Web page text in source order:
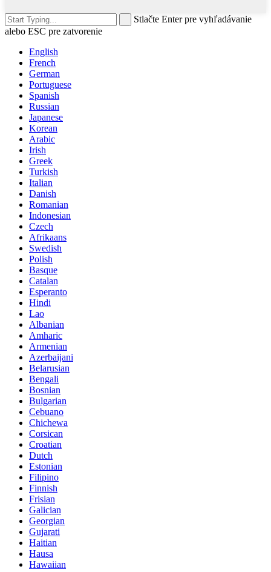
Stlačte Enter pre vyhľadávanie
alebo ESC pre zatvorenie
English
French
German
Portuguese
Spanish
Russian
Japanese
Korean
Arabic
Irish
Greek
Turkish
Italian
Danish
Romanian
Indonesian
Czech
Afrikaans
Swedish
Polish
Basque
Catalan
Esperanto
Hindi
Lao
Albanian
Amharic
Armenian
Azerbaijani
Belarusian
Bengali
Bosnian
Bulgarian
Cebuano
Chichewa
Corsican
Croatian
Dutch
Estonian
Filipino
Finnish
Frisian
Galician
Georgian
Gujarati
Haitian
Hausa
Hawaiian